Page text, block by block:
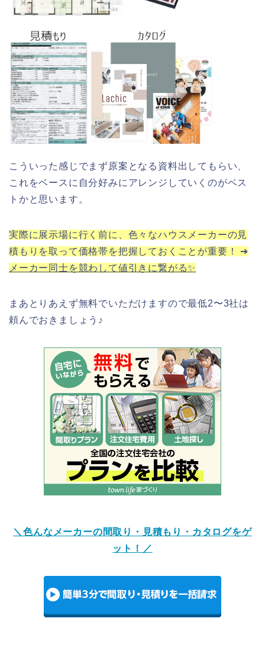
こういった感じでまず原案となる資料出してもらい、
これをベースに自分好みにアレンジしていくのがベス
トかと思います。
実際に展示場に行く前に、色々なハウスメーカーの見
積もりを取って価格帯を把握しておくことが重要！ ➔
メーカー同士を競わして値引きに繋がる✨
まあとりあえず無料でいただけますので最低2〜3社は
頼んでおきましょう♪
＼色んなメーカーの間取り・見積もり・カタログをゲ
ット！／